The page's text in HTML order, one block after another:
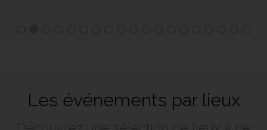
Les événements par lieux